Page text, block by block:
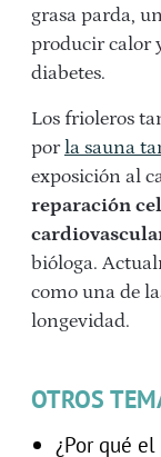
grasa parda,
producir calor
diabetes.
Los frioleros
porla sauna
exposición al
reparación
bióloga.
como una de
longevidad.
OTROS
¿Por qué